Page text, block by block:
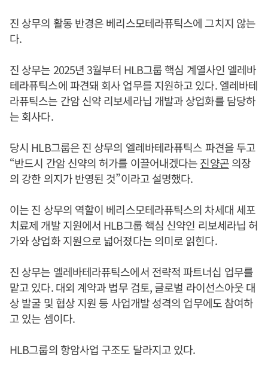
진 상무의 활동 반경은 베리스모테라퓨틱스에 그치지 않는
다.
진 상무는 2025년 3월부터 HLB그룹 핵심 계열사인 엘레바
테라퓨틱스에 파견돼 회사 업무를 지원하고 있다. 엘레바테
라퓨틱스는 간암 신약 리보세라닙 개발과 상업화를 담당하
는 회사다.
당시 HLB그룹은 진 상무의 엘레바테라퓨틱스 파견을 두고
“반드시 간암 신약의 허가를 이끌어내겠다는진양곤의장
의 강한 의지가 반영된 것”이라고 설명했다.
이는 진 상무의 역할이 베리스모테라퓨틱스의 차세대 세포
치료제 개발 지원에서 HLB그룹 핵심 신약인 리보세라닙 허
가와 상업화 지원으로 넓어졌다는 의미로 읽힌다.
진 상무는 엘레바테라퓨틱스에서 전략적 파트너십 업무를
맡고 있다. 대외 계약과 법무 검토, 글로벌 라이선스아웃 대
상 발굴 및 협상 지원 등 사업개발 성격의 업무에도 참여하
고 있는 셈이다.
HLB그룹의 항암사업 구조도 달라지고 있다.